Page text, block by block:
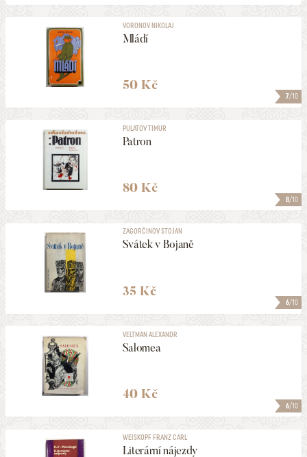
7/10
VORONOV NIKOLAJ
Mládí
50 Kč
8/10
PULATOV TIMUR
Patron
80 Kč
6/10
ZAGORČINOV STOJAN
Svátek v Bojaně
35 Kč
6/10
VELTMAN ALEXANDR
Salomea
40 Kč
WEISKOPF FRANZ CARL
Literární nájezdy